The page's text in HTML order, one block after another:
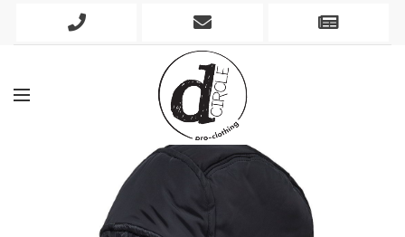
Phone
Mobile